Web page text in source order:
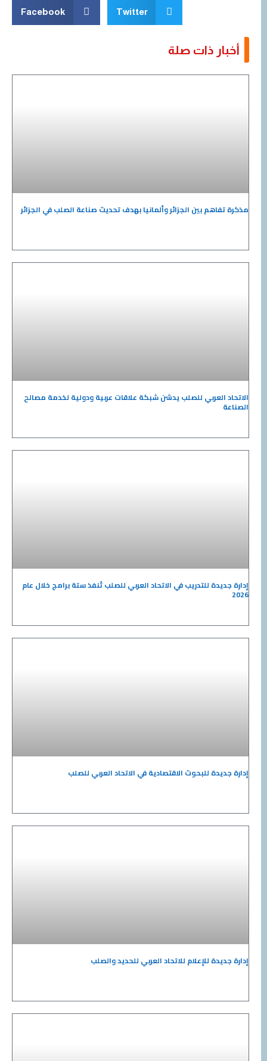
Twitter
Facebook
أخبار ذات صلة
مذكرة تفاهم بين الجزائر وألمانيا بهدف تحديث صناعة الصلب في الجزائر
الاتحاد العربي للصلب يدشن شبكة علاقات عربية ودولية لخدمة مصالح
الصناعة
إدارة جديدة للتدريب في الاتحاد العربي للصلب تُنفذ ستة برامج خلال عام
2026
إدارة جديدة للبحوث الاقتصادية في الاتحاد العربي للصلب
إدارة جديدة للإعلام للاتحاد العربي للحديد والصلب